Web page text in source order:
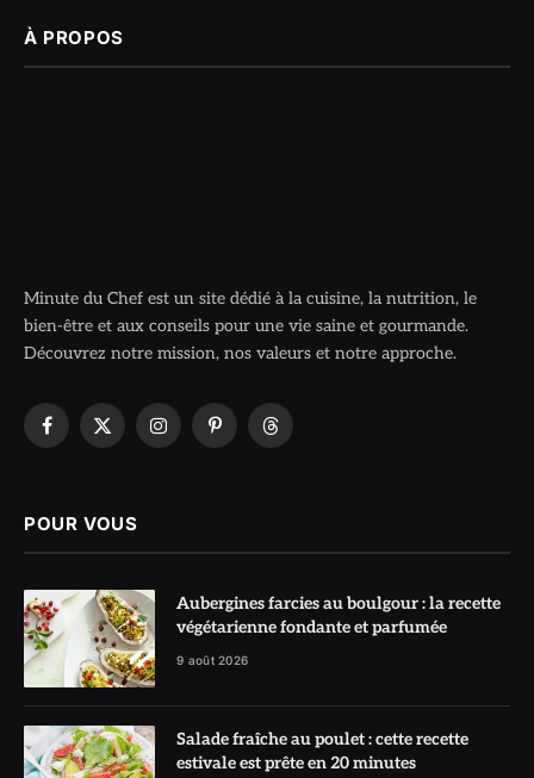
À PROPOS
Minute du Chef est un site dédié à la cuisine, la nutrition, le
bien-être et aux conseils pour une vie saine et gourmande.
Découvrez notre mission, nos valeurs et notre approche.
Facebook
X
InstagramPinterestThreads
POUR VOUS
Aubergines farcies au boulgour : la recette
végétarienne fondante et parfumée
9 août 2026
Salade fraîche au poulet : cette recette
estivale est prête en 20 minutes